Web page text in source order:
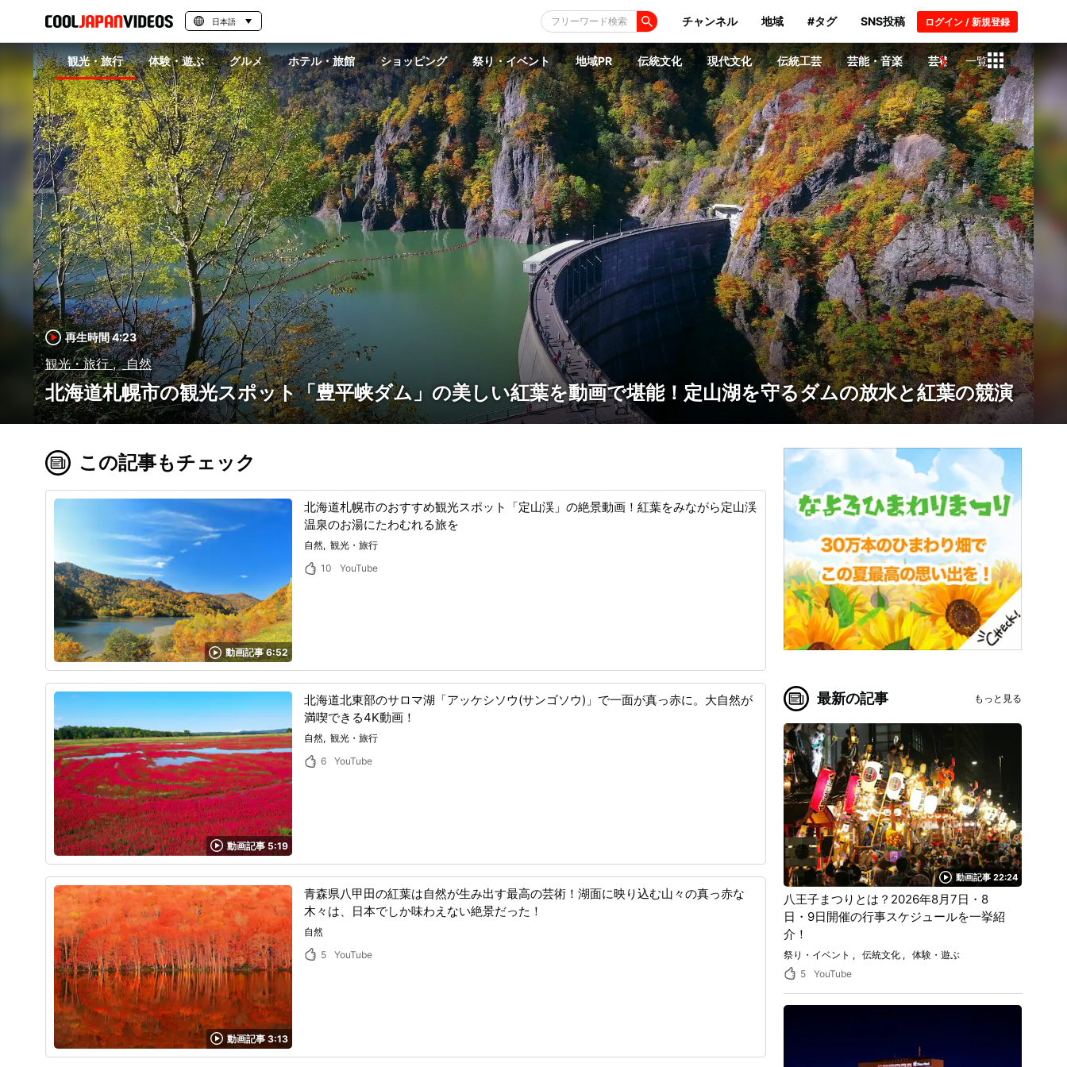
日本語 フリーワード検索 チャンネル 地域 #タグ SNS投稿 ログイン / 新規登録
観光・旅行 体験・遊ぶ グルメ ホテル・旅館 ショッピング 祭り・イベント 地域PR 伝統文化 現代文化 伝統工芸 芸能・音楽 芸術・建築物 歴史
一覧
再生時間 4:23
観光・旅行 自然
北海道札幌市の観光スポット「豊平峡ダム」の美しい紅葉を動画で堪能！定山湖を守るダムの放水と紅葉の競演
この記事もチェック
動画記事 6:52
北海道札幌市のおすすめ観光スポット「定山渓」の絶景動画！紅葉をみながら定山渓
温泉のお湯にたわむれる旅を
自然 観光・旅行
10
YouTube
動画記事 5:19
北海道北東部のサロマ湖「アッケシソウ(サンゴソウ)」で一面が真っ赤に。大自然が
満喫できる4K動画！
自然 観光・旅行
6
YouTube
動画記事 3:13
青森県八甲田の紅葉は自然が生み出す最高の芸術！湖面に映り込む山々の真っ赤な
木々は、日本でしか味わえない絶景だった！
自然
5
YouTube
最新の記事 もっと見る
動画記事 22:24
八王子まつりとは？2026年8月7日・8
日・9日開催の行事スケジュールを一挙紹
介！
祭り・イベント 伝統文化
体験・遊ぶ
5
YouTube